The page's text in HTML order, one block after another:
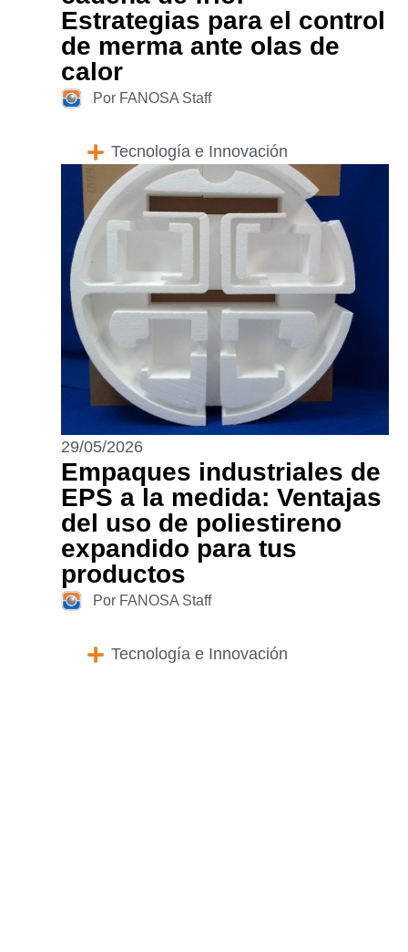
Estrategias para el control
de merma ante olas de
calor
Por FANOSA Staff
Tecnología e Innovación
29/05/2026
Empaques industriales de
EPS a la medida: Ventajas
del uso de poliestireno
expandido para tus
productos
Por FANOSA Staff
Tecnología e Innovación